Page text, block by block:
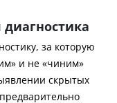
за которую
и не «чиним»
скрытых